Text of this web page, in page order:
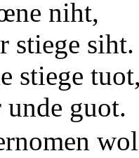
niht,
stiege siht.
stiege
guot.
wol